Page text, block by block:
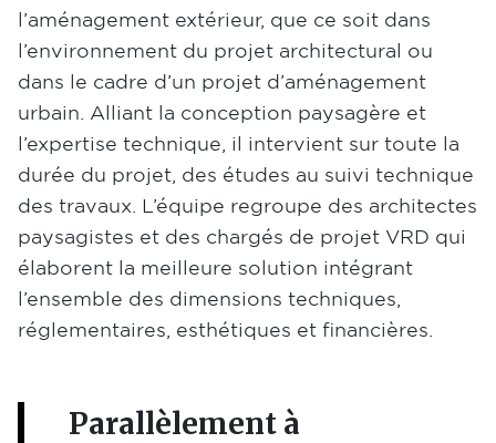
l’aménagement extérieur, que ce soit dans
l’environnement du projet architectural ou
dans le cadre d’un projet d’aménagement
urbain. Alliant la conception paysagère et
l’expertise technique, il intervient sur toute la
durée du projet, des études au suivi technique
des travaux. L’équipe regroupe des architectes
paysagistes et des chargés de projet VRD qui
élaborent la meilleure solution intégrant
l’ensemble des dimensions techniques,
réglementaires, esthétiques et financières.
Parallèlement à